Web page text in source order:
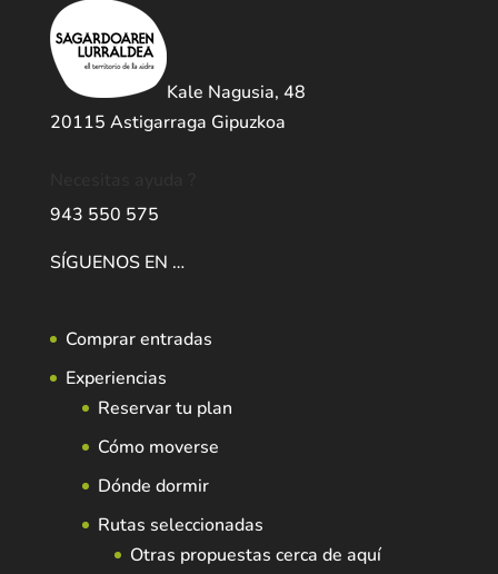
Kale Nagusia, 48
20115 Astigarraga Gipuzkoa
943 550 575
SÍGUENOS EN …
Comprar entradas
Experiencias
Reservar tu plan
Cómo moverse
Dónde dormir
Rutas seleccionadas
Otras propuestas cerca de aquí